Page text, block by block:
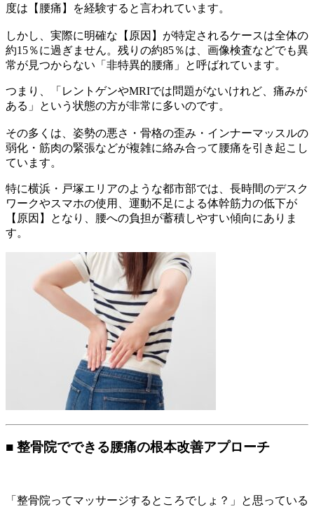
度は【腰痛】を経験すると言われています。
しかし、実際に明確な【原因】が特定されるケースは全体の
約15％に過ぎません。残りの約85％は、画像検査などでも異
常が見つからない「非特異的腰痛」と呼ばれています。
つまり、「レントゲンやMRIでは問題がないけれど、痛みが
ある」という状態の方が非常に多いのです。
その多くは、姿勢の悪さ・骨格の歪み・インナーマッスルの
弱化・筋肉の緊張などが複雑に絡み合って腰痛を引き起こし
ています。
特に横浜・戸塚エリアのような都市部では、長時間のデスク
ワークやスマホの使用、運動不足による体幹筋力の低下が
【原因】となり、腰への負担が蓄積しやすい傾向にありま
す。
■ 整骨院でできる腰痛の根本改善アプローチ
「整骨院ってマッサージするところでしょ？」と思っている